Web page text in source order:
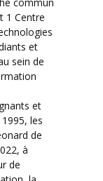
1 Centre
et
sein de
et
les
de
à
de